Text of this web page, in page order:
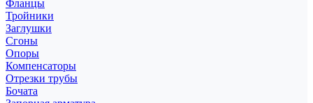
Фланцы
Тройники
Заглушки
Сгоны
Опоры
Компенсаторы
Отрезки трубы
Бочата